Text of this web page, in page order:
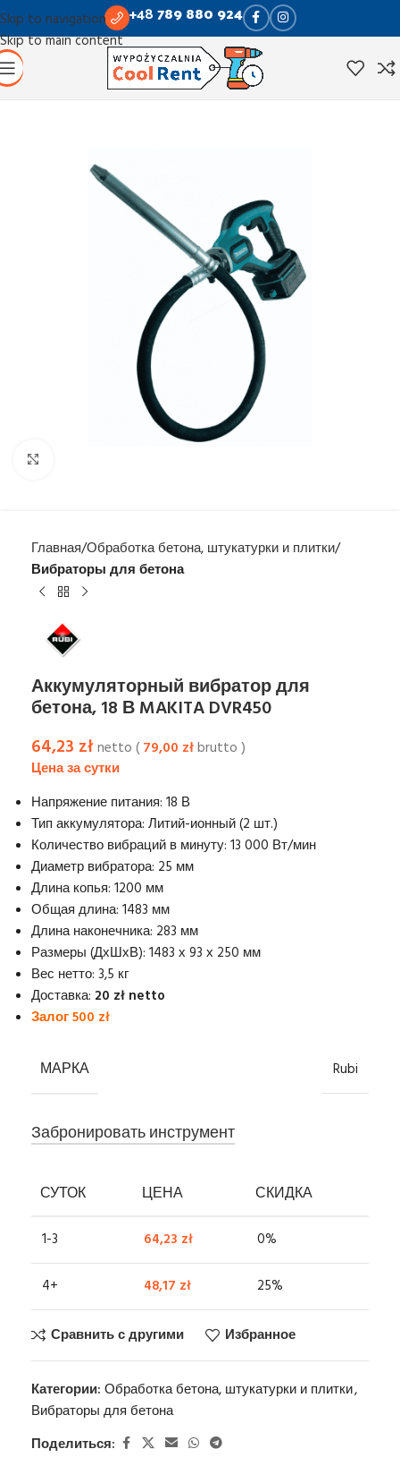
Skip to navigation
Skip to main content
+48789 880 924
Главная Обработка бетона, штукатурки и плитки
Вибраторы для бетона
Аккумуляторный вибратор для
бетона, 18 В MAKITA DVR450
64,23 zł netto (79,00 złbrutto )
Напряжение питания: 18 В
Тип аккумулятора: Литий-ионный (2 шт.)
Количество вибраций в минуту: 13 000 Вт/мин
Диаметр вибратора: 25 мм
Длина копья: 1200 мм
Общая длина: 1483 мм
Длина наконечника: 283 мм
Размеры (ДхШхВ): 1483 х 93 х 250 мм
Вес нетто: 3,5 кг
Доставка: 20 zł netto
Залог 500 zł
МАРКА Rubi
Забронировать инструмент
СУТОК ЦЕНА СКИДКА
1-3 64,23 zł 0%
4+ 48,17 zł 25%
Сравнить с другими Избранное
Категории: Обработка бетона, штукатурки и плитки,
Вибраторы для бетона
Поделиться: